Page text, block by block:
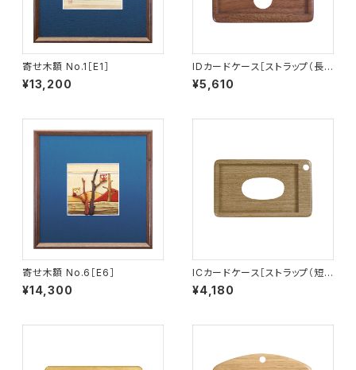
寄せ木額 No.1［E1］
¥13,200
IDカードケース［ストラップ（長）
付き］（名刺サイズ）ウォールナッ
ト［ID-2W］
¥5,610
寄せ木額 No.6［E6］
¥14,300
ICカードケース［ストラップ（短）
付き］（窓付き）タモ埋もれ木［IC
-2T］
¥4,180